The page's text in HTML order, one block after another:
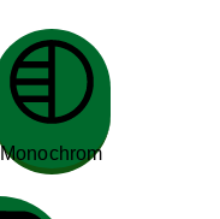
Monochrom